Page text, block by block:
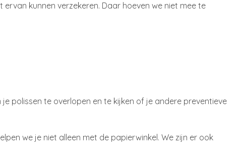
kunnen verzekeren. Daar hoeven we niet mee te
polissen te overlopen en te kijken of je andere preventieve
we je niet alleen met de papierwinkel. We zijn er ook